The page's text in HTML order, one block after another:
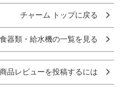
チャーム トップに戻る
食器類・給水機の一覧を見る
商品レビューを投稿するには